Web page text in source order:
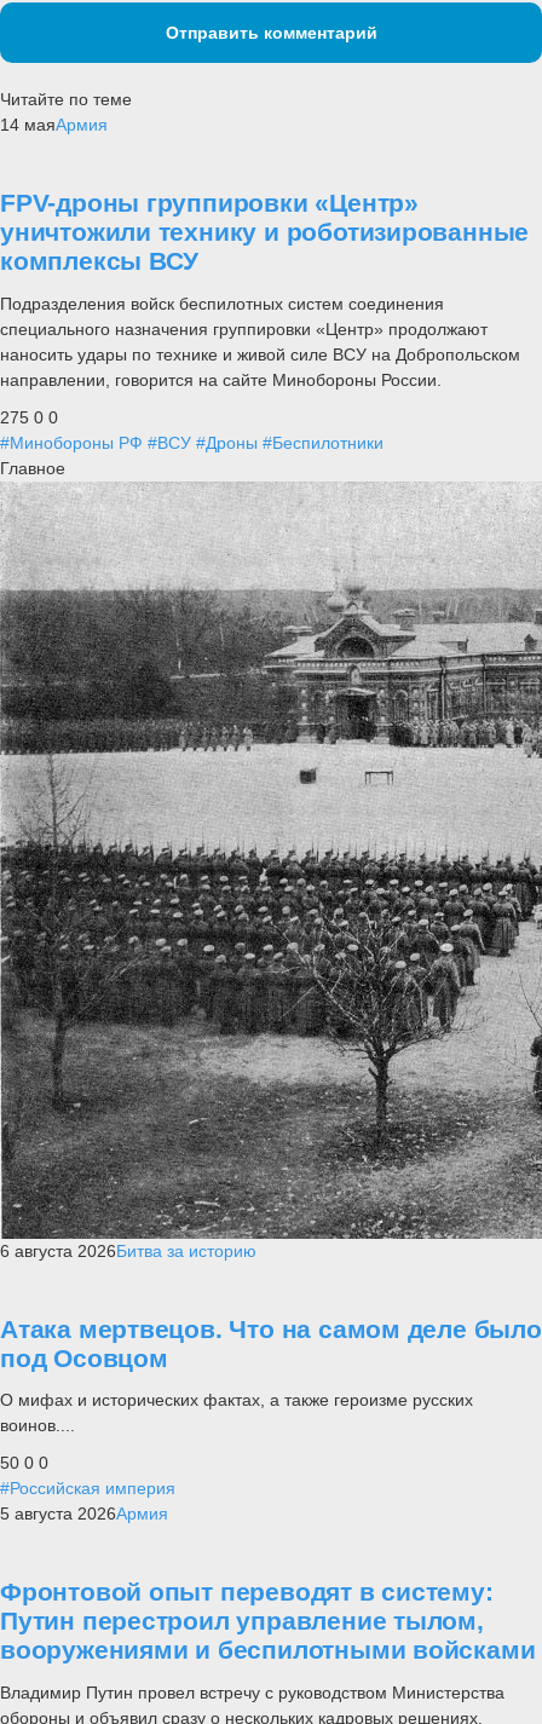
Отправить комментарий
Читайте по теме
14 маяАрмия
FPV-дроны группировки «Центр»
уничтожили технику и роботизированные
комплексы ВСУ
Подразделения войск беспилотных систем соединения
специального назначения группировки «Центр» продолжают
наносить удары по технике и живой силе ВСУ на Добропольском
направлении, говорится на сайте Минобороны России.
275 0 0
#Минобороны РФ #ВСУ #Дроны #Беспилотники
Главное
6 августа 2026Битва за историю
Атака мертвецов. Что на самом деле было
под Осовцом
О мифах и исторических фактах, а также героизме русских
воинов....
50 0 0
#Российская империя
5 августа 2026Армия
Фронтовой опыт переводят в систему:
Путин перестроил управление тылом,
вооружениями и беспилотными войсками
Владимир Путин провел встречу с руководством Министерства
обороны и объявил сразу о нескольких кадровых решениях.